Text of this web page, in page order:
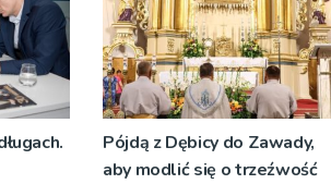
Pójdą z Dębicy do Zawady,
aby modlić się o trzeźwość